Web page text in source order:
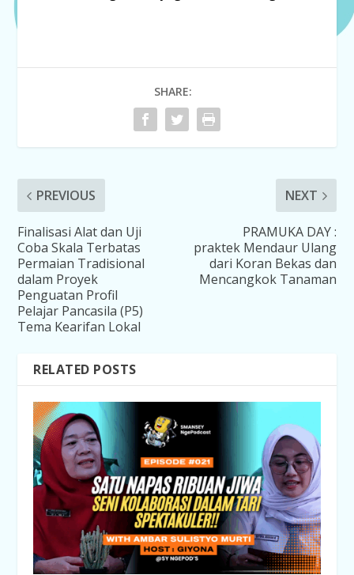
SHARE:
PREVIOUS
Finalisasi Alat dan Uji
Coba Skala Terbatas
Permaian Tradisional
dalam Proyek
Penguatan Profil
Pelajar Pancasila (P5)
Tema Kearifan Lokal
NEXT
PRAMUKA DAY :
praktek Mendaur Ulang
dari Koran Bekas dan
Mencangkok Tanaman
RELATED POSTS